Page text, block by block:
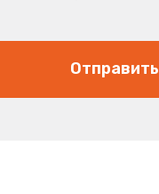
Отправить